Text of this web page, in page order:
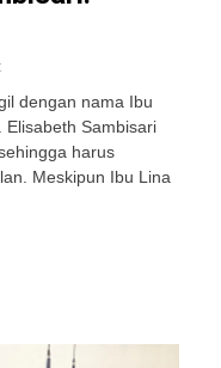
on
St.
Elisabeth
Sambisari:
Kunjungan
dengan nama Ibu
Elisabeth Sambisari
harus
Meskipun Ibu Lina